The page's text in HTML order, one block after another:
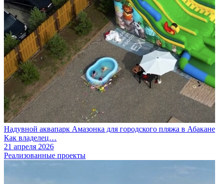
Надувной аквапарк Амазонка для городского пляжа в Абакане
Как владелец…
21 апреля 2026
Реализованные проекты